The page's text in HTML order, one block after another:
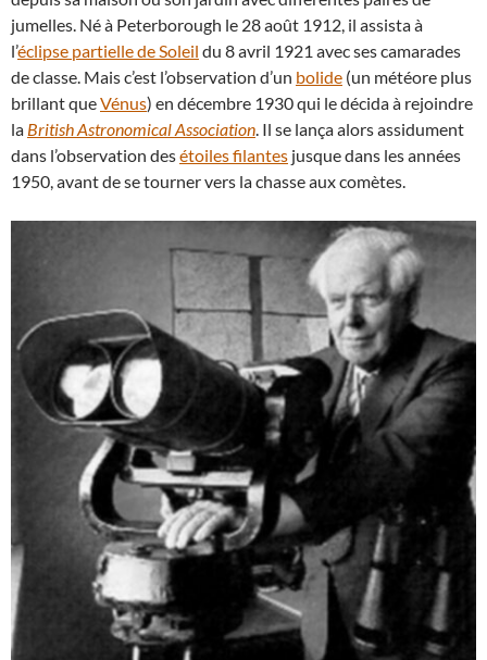
jumelles. Né à Peterborough le 28 août 1912, il assista à
l’éclipse partielle de Soleil du 8 avril 1921 avec ses camarades
de classe. Mais c’est l’observation d’un bolide (un météore plus
brillant queVénus) en décembre 1930 qui le décida à rejoindre
la British Astronomical Association. Il se lança alors assidument
dans l’observation desétoiles filantes jusque dans les années
1950, avant de se tourner vers la chasse aux comètes.